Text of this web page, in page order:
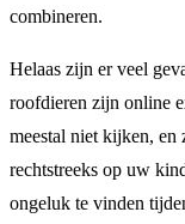
combineren.
Helaas zijn er veel
roofdieren zijn online
meestal niet kijken, en
rechtstreeks op uw
ongeluk te vinden